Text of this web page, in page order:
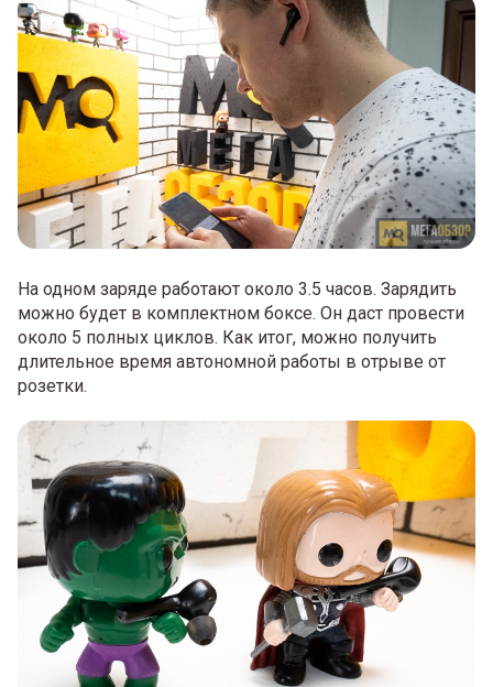
На одном заряде работают около 3.5 часов. Зарядить
можно будет в комплектном боксе. Он даст провести
около 5 полных циклов. Как итог, можно получить
длительное время автономной работы в отрыве от
розетки.